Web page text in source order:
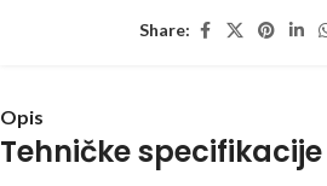
Share:
Opis
Tehničke specifikacije